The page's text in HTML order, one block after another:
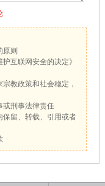
则
互联网安全的决定》
教政策和社会稳定，
或刑事法律责任
保留、转载、引用或者